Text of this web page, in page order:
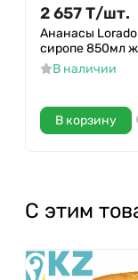
2 657Т/шт.
Ананасы
сиропе 850мл
В наличии
В корзину
С этим